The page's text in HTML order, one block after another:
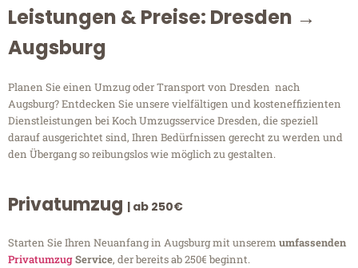
Leistungen & Preise: Dresden →
Augsburg
Planen Sie einen Umzug oder Transport von Dresden nach
Augsburg? Entdecken Sie unsere vielfältigen und kosteneffizienten
Dienstleistungen bei Koch Umzugsservice Dresden, die speziell
darauf ausgerichtet sind, Ihren Bedürfnissen gerecht zu werden und
den Übergang so reibungslos wie möglich zu gestalten.
Privatumzug | ab 250€
Starten Sie Ihren Neuanfang in Augsburg mit unserem umfassenden
PrivatumzugService, der bereits ab 250€ beginnt.